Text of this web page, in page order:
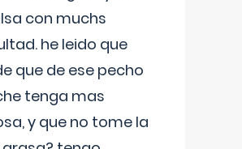
con muchs
he leido que
que de ese pecho
tenga mas
y que no tome la